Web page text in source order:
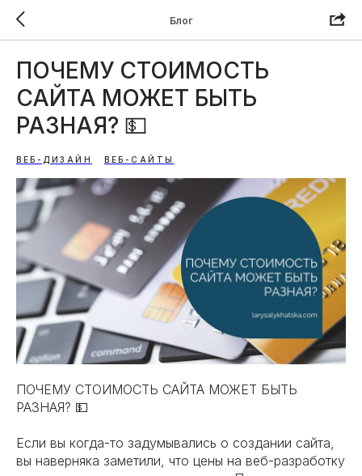
Блог
ПОЧЕМУ СТОИМОСТЬ
САЙТА МОЖЕТ БЫТЬ
РАЗНАЯ? 💵
ВЕБ-ДИЗАЙН ВЕБ-САЙТЫ
ПОЧЕМУ СТОИМОСТЬ САЙТА МОЖЕТ БЫТЬ
РАЗНАЯ? 💵
Если вы когда-то задумывались о создании сайта,
вы наверняка заметили, что цены на веб-разработку